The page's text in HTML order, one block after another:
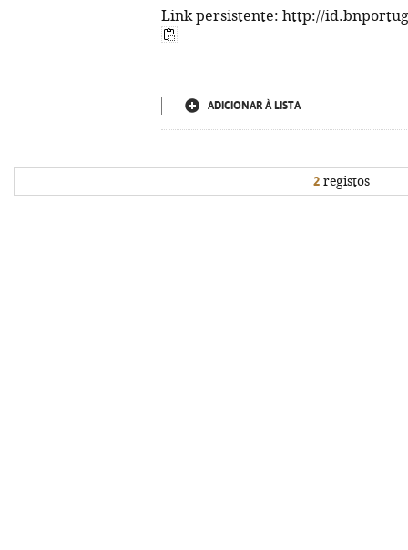
Link persistente: http://
ADICIONAR À LISTA
2 registos